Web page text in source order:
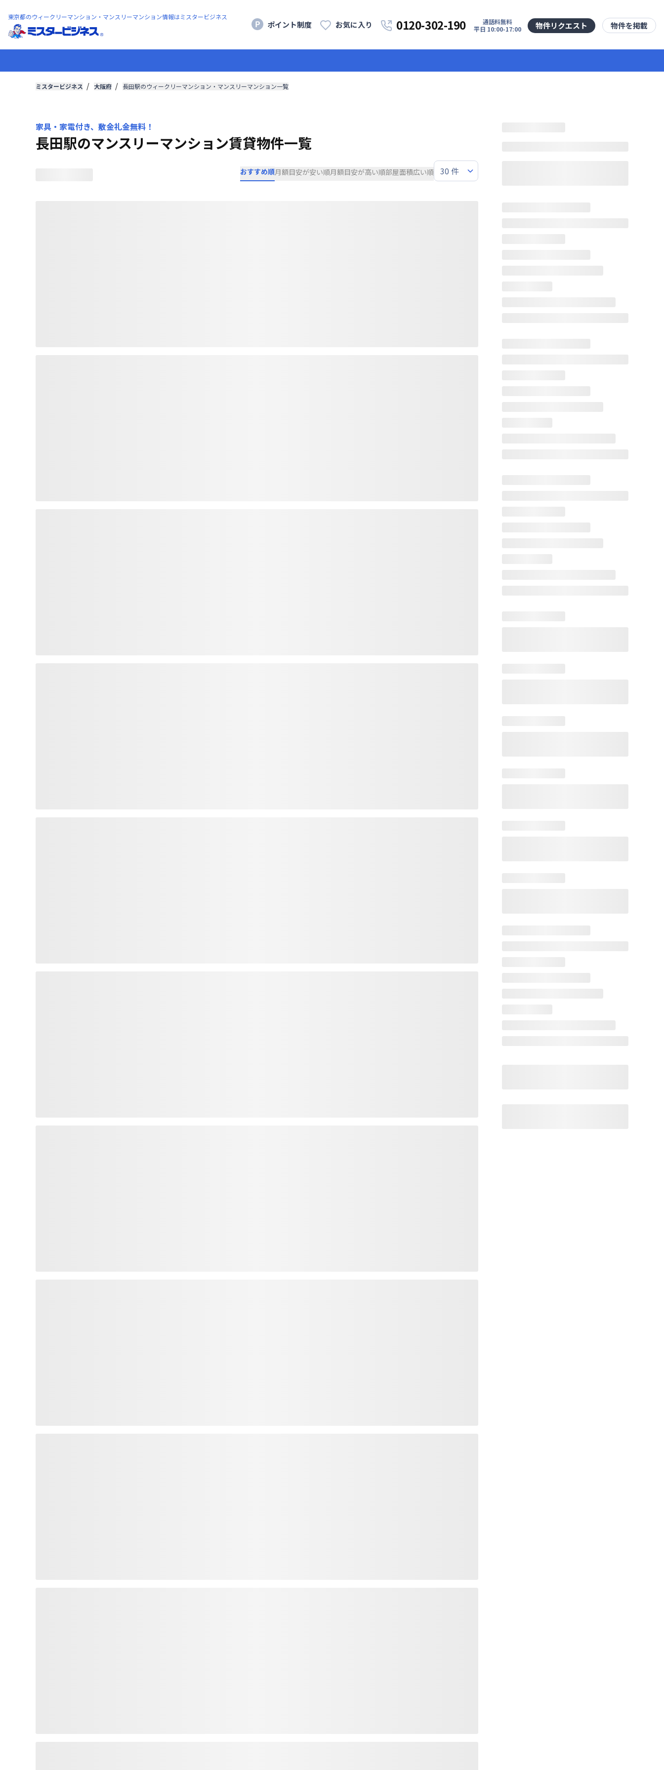
東京都のウィークリーマンション・マンスリーマンション情報はミスタービジネス
ポイント制度 お気に入り 0120-302-190
通話料無料
平日 10:00-17:00
物件リクエスト 物件を掲載
ミスタービジネス 大阪府 長田駅のウィークリーマンション・マンスリーマンション一覧
家具・家電付き、敷金礼金無料！
長田駅のマンスリーマンション賃貸物件一覧
おすすめ順月額目安が安い順月額目安が高い順部屋面積広い順